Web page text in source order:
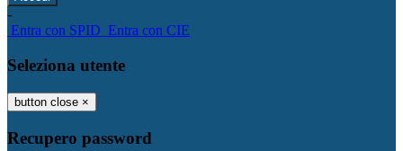
-
Entra con SPID Entra con CIE
Seleziona utente
button close ×
Recupero password